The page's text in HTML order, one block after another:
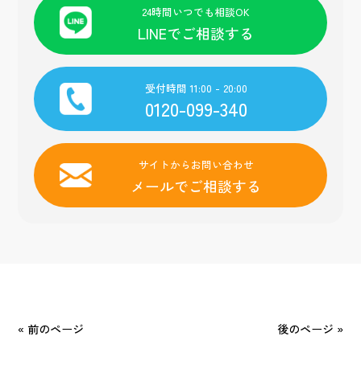
24時間いつでも相談OK
LINEでご相談する
受付時間 11:00 - 20:00
0120-099-340
サイトからお問い合わせ
メールでご相談する
« 前のページ 後のページ »